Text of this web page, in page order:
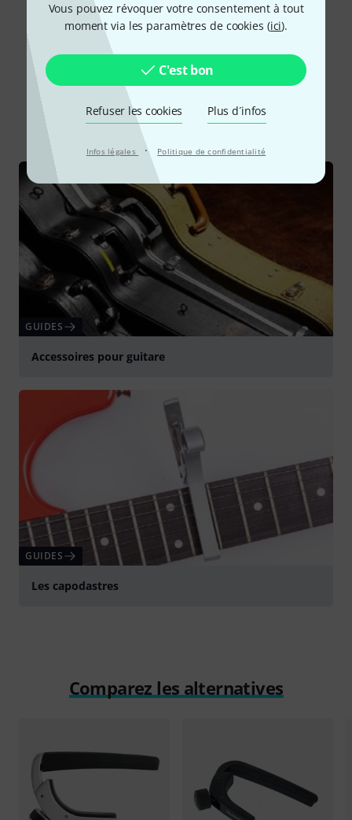
Vous pouvez révoquer votre consentement à tout
moment via les paramètres de cookies (ici).
C'est bon
Refuser les cookies Plus d´infos
Infos légales · Politique de confidentialité
Lire toutes les évaluations
Le saviez-vous?
Tout Guides
GUIDES
Accessoires pour guitare
GUIDES
Les capodastres
Comparez les alternatives